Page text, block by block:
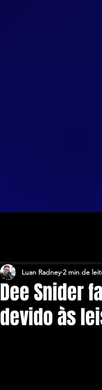
Dee Snider
devido às
Luan Radney 2 min de